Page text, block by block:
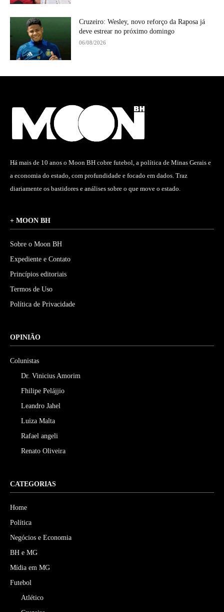
Cruzeiro: Wesley, novo reforço da Raposa já
deve estrear no próximo domingo
06/08/2026
Há mais de 10 anos o Moon BH cobre futebol, a política de Minas Gerais e
a economia do estado, com profundidade e focado em dados. Traz
diariamente os bastidores e análises sobre o que move o estado.
+ MOON BH
Sobre o Moon BH
Expediente e Contato
Princípios editoriais
Termos de Uso
Política de Privacidade
OPINIÃO
Colunistas
Dr. Vinicius Amorim
Fhilipe Pelájjio
Leandro Jahel
Luiza Malta
Rafael angeli
Renato Oliveira
CATEGORIAS
Home
Política
Negócios e Economia
BH e MG
Mídia em MG
Futebol
Atlético